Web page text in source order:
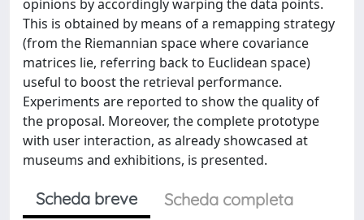
opinions by accordingly warping the data points.
This is obtained by means of a remapping strategy
(from the Riemannian space where covariance
matrices lie, referring back to Euclidean space)
useful to boost the retrieval performance.
Experiments are reported to show the quality of
the proposal. Moreover, the complete prototype
with user interaction, as already showcased at
museums and exhibitions, is presented.
Scheda breve
Scheda completa